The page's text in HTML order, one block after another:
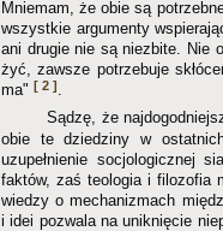
Mniemam, że obie są
wszystkie argumenty
ani drugie nie są niezbite. Nie
żyć, zawsze potrzebuje
ma" [ 2 ]
Sądzę, że
obie te dziedziny w
uzupełnienie socjologicznej
faktów, zaś teologia i filozofia
wiedzy o mechanizmach
i idei pozwala na uniknięcie